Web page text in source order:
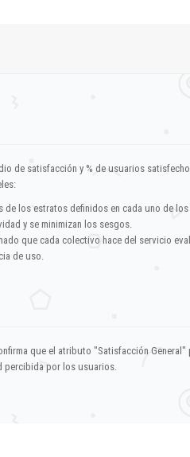
de satisfacción y % de usuarios
de los estratos definidos en cada uno de
y se minimizan los sesgos.
que cada colectivo hace del servicio
de uso.
que el atributo "Satisfacción General"
percibida por los usuarios.